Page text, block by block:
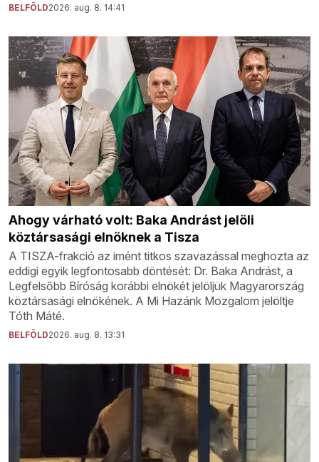
BELFÖLD2026. aug. 8. 14:41
Ahogy várható volt: Baka Andrást jelöli
köztársasági elnöknek a Tisza
A TISZA-frakció az imént titkos szavazással meghozta az
eddigi egyik legfontosabb döntését: Dr. Baka Andrást, a
Legfelsőbb Bíróság korábbi elnökét jelöljük Magyarország
köztársasági elnökének. A Mi Hazánk Mozgalom jelöltje
Tóth Máté.
BELFÖLD2026. aug. 8. 13:31